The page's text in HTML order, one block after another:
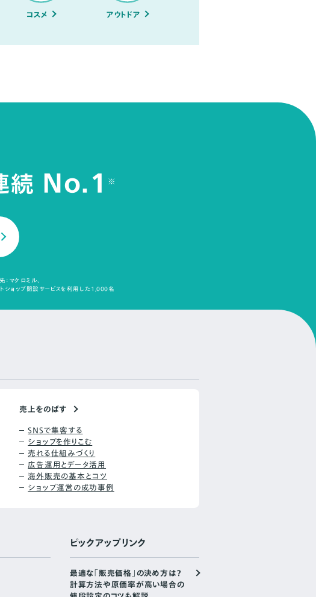
コスメ アウトドア
続 No.1 ※
マクロミル、
ショップ開設サービスを利用した1,000名
売上をのばす
SNSで集客する
ショップを作りこむ
売れる仕組みづくり
広告運用とデータ活用
海外販売の基本とコツ
ショップ運営の成功事例
ピックアップリンク
最適な「販売価格」の決め方は？
計算方法や原価率が高い場合の